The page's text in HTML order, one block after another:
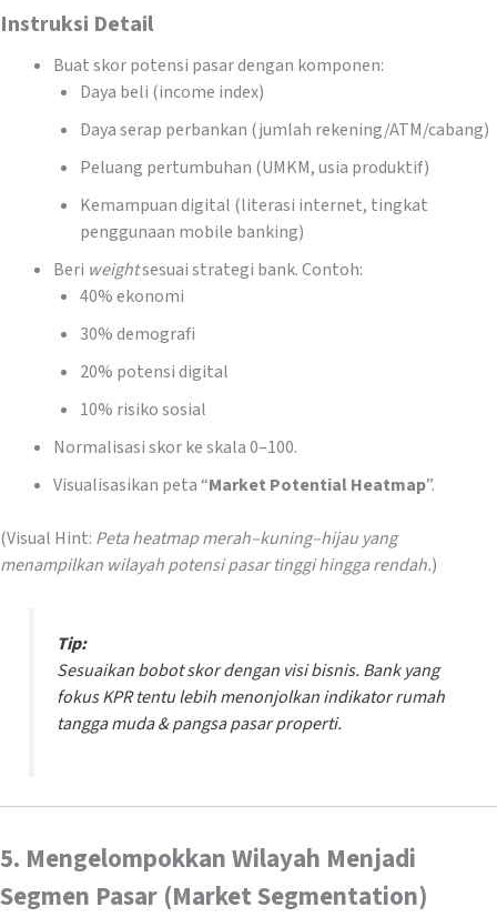
Instruksi Detail
Buat skor potensi pasar dengan komponen:
Daya beli (income index)
Daya serap perbankan (jumlah rekening/ATM/cabang)
Peluang pertumbuhan (UMKM, usia produktif)
Kemampuan digital (literasi internet, tingkat
penggunaan mobile banking)
Beri weightsesuai strategi bank. Contoh:
40% ekonomi
30% demografi
20% potensi digital
10% risiko sosial
Normalisasi skor ke skala 0–100.
Visualisasikan peta “Market Potential Heatmap”.
(Visual Hint: Peta heatmap merah–kuning–hijau yang
menampilkan wilayah potensi pasar tinggi hingga rendah.)
Tip:
Sesuaikan bobot skor dengan visi bisnis. Bank yang
fokus KPR tentu lebih menonjolkan indikator rumah
tangga muda & pangsa pasar properti.
5. Mengelompokkan Wilayah Menjadi
Segmen Pasar (Market Segmentation)